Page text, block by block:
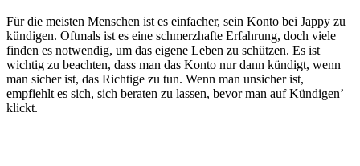
Für die meisten Menschen ist es einfacher, sein Konto bei Jappy zu
kündigen. Oftmals ist es eine schmerzhafte Erfahrung, doch viele
finden es notwendig, um das eigene Leben zu schützen. Es ist
wichtig zu beachten, dass man das Konto nur dann kündigt, wenn
man sicher ist, das Richtige zu tun. Wenn man unsicher ist,
empfiehlt es sich, sich beraten zu lassen, bevor man auf Kündigen’
klickt.